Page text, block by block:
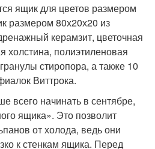
ящик для цветов размером
размером 80х20х20 из
керамзит, цветочная
холстина, полиэтиленовая
стиропора, а также 10
Виттрока.
всего начинать в сентябре,
ящика». Это позволит
от холода, ведь они
к стенкам ящика. Перед